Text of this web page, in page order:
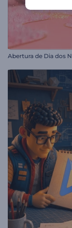
Abertura de Dia dos